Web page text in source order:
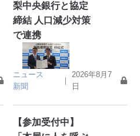
梨中央銀行と協定
締結 人口減少対策
で連携
ニュース
新聞
｜
2026年8月7
日
【参加受付中】